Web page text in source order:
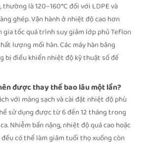
là 120–160°C đối với LDPE và
ghép. Vận hành ở nhiệt độ cao hơn
gia tốc quá trình suy giảm lớp phủ Teflon
lượng mối hàn. Các máy hàn băng
bị điều khiển nhiệt độ kỹ thuật số để
được thay thế bao lâu một lần?
với màng sạch và cài đặt nhiệt độ phù
sử dụng được từ 6 đến 12 tháng trong
Nhiễm bẩn nặng, nhiệt độ quá cao hoặc
có thể làm giảm tuổi thọ xuống còn